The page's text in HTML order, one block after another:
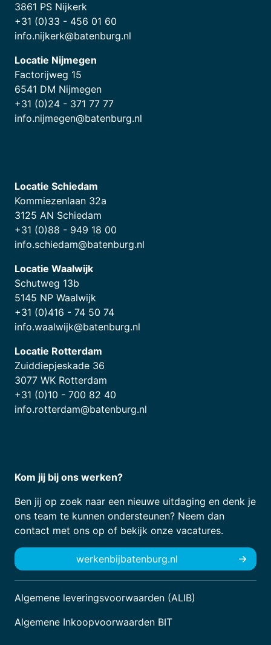
3861 PS Nijkerk
+31 (0)33 - 456 01 60
info.nijkerk@batenburg.nl
Locatie Nijmegen
Factorijweg 15
6541 DM Nijmegen
+31 (0)24 - 371 77 77
info.nijmegen@batenburg.nl
Locatie Schiedam
Kommiezenlaan 32a
3125 AN Schiedam
+31 (0)88 - 949 18 00
info.schiedam@batenburg.nl
Locatie Waalwijk
Schutweg 13b
5145 NP Waalwijk
+31 (0)416 - 74 50 74
info.waalwijk@batenburg.nl
Locatie Rotterdam
Zuiddiepjeskade 36
3077 WK Rotterdam
+31 (0)10 - 700 82 40
info.rotterdam@batenburg.nl
Kom jij bij ons werken?
Ben jij op zoek naar een nieuwe uitdaging en denk je
ons team te kunnen ondersteunen? Neem dan
contact met ons op of bekijk onze vacatures.
werkenbijbatenburg.nl
Algemene leveringsvoorwaarden (ALIB)
Algemene Inkoopvoorwaarden BIT